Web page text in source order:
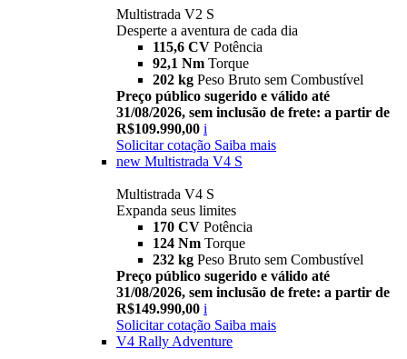
Multistrada V2 S
Desperte a aventura de cada dia
115,6 CV Potência
92,1 Nm Torque
202 kg Peso Bruto sem Combustível
Preço público sugerido e válido até
31/08/2026, sem inclusão de frete: a partir de
R$109.990,00 i
Solicitar cotação Saiba mais
new Multistrada V4 S
Multistrada V4 S
Expanda seus limites
170 CV Potência
124 Nm Torque
232 kg Peso Bruto sem Combustível
Preço público sugerido e válido até
31/08/2026, sem inclusão de frete: a partir de
R$149.990,00 i
Solicitar cotação Saiba mais
V4 Rally Adventure